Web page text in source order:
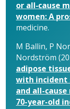
or all‑cause
women: A
medicine.
M Ballin, P
Nordström
adipose
with incident
and all-
70-year-old